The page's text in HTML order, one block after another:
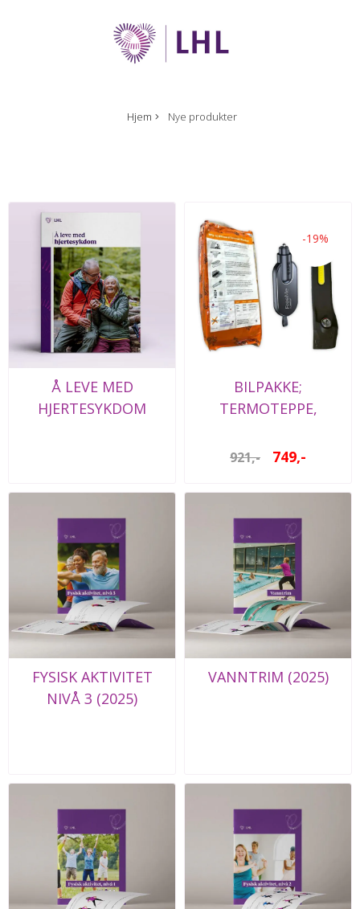
Hjem Nye produkter
Å LEVE MED
HJERTESYKDOM
-19%
BILPAKKE;
TERMOTEPPE,
LED HODELYKT
921,- 749,-
FYSISK AKTIVITET
NIVÅ 3 (2025)
VANNTRIM (2025)